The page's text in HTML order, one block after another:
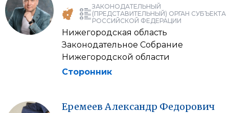
ЗАКОНОДАТЕЛЬНЫЙ
(ПРЕДСТАВИТЕЛЬНЫЙ) ОРГАН СУБЪЕКТА
РОССИЙСКОЙ ФЕДЕРАЦИИ
Нижегородская область
Законодательное Собрание
Нижегородской области
Сторонник
Еремеев Александр Федорович